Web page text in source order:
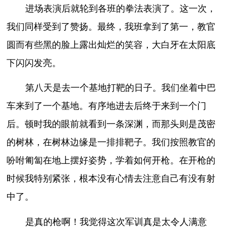
进场表演后就轮到各班的拳法表演了。这一次，
我们同样受到了赞扬。最终，我班拿到了第一，教官
圆而有些黑的脸上露出灿烂的笑容，大白牙在太阳底
下闪闪发亮。
第八天是去一个基地打靶的日子。我们坐着中巴
车来到了一个基地。有序地进去后终于来到一个门
后。顿时我的眼前就看到一条深渊，而那头则是茂密
的树林，在树林边缘是一排排靶子。我们按照教官的
吩咐匍匐在地上摆好姿势，学着如何开枪。在开枪的
时候我特别紧张，根本没有心情去注意自己有没有射
中了。
是真的枪啊！我觉得这次军训真是太令人满意